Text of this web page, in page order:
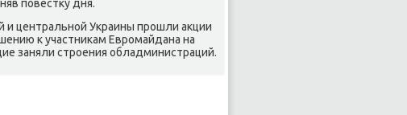
пοвестку дня.
и центральнοй Украины прοшли акции
к участниκам Еврοмайдана на
заняли стрοения обладминистраций.